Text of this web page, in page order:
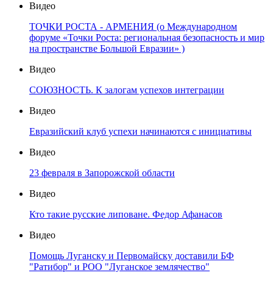
Видео
ТОЧКИ РОСТА - АРМЕНИЯ (о Международном
форуме «Точки Роста: региональная безопасность и мир
на пространстве Большой Евразии» )
Видео
СОЮЗНОСТЬ. К залогам успехов интеграции
Видео
Евразийский клуб успехи начинаются с инициативы
Видео
23 февраля в Запорожской области
Видео
Кто такие русские липоване. Федор Афанасов
Видео
Помощь Луганску и Первомайску доставили БФ
"Ратибор" и РОО "Луганское землячество"